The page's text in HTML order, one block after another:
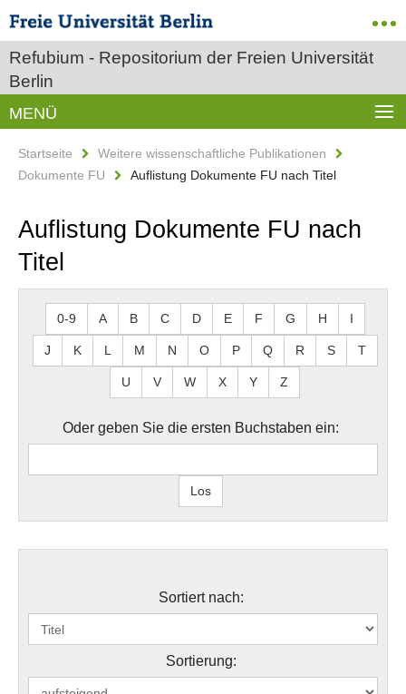
Refubium - Repositorium der Freien Universität
Berlin
MENÜ
Startseite
Weitere wissenschaftliche Publikationen
Dokumente FU
Auflistung Dokumente FU nach Titel
Auflistung Dokumente FU nach
Titel
0-9 A B C D E F G H I
J K L M N O P Q R S T
U V W X Y Z
Oder geben Sie die ersten Buchstaben ein:
Sortiert nach:
Sortierung: